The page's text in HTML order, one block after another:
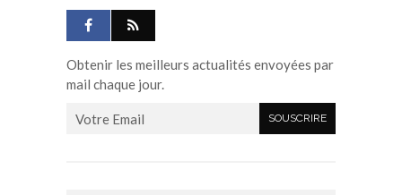
Obtenir les meilleurs actualités envoyées par
mail chaque jour.